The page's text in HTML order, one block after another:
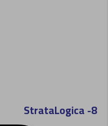
8-
StrataLogica